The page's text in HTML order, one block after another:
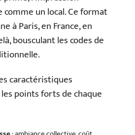
comme un local. Ce format
à Paris, en France, en
bousculant les codes de
caractéristiques
points forts de chaque